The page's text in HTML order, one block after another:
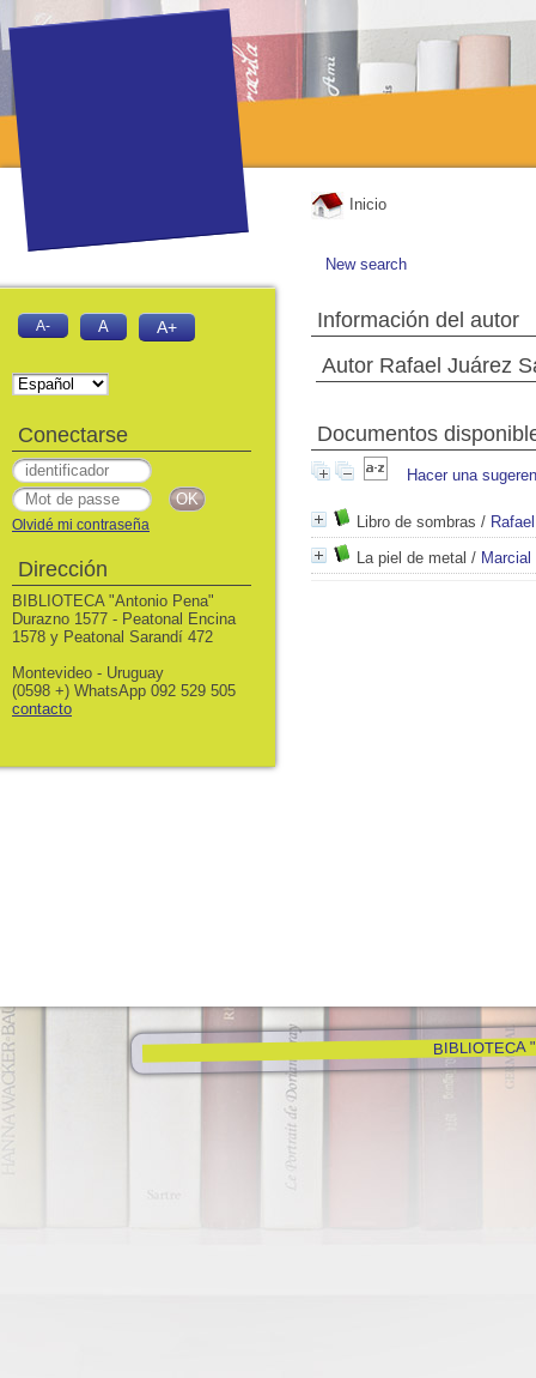
Inicio
New search
Información del autor
Autor Rafael Juárez
Documentos
Hacer una
Libro de sombras /
La piel de metal /
BIBLIOTECA
A- A A+
Conectarse
Olvidé mi contraseña
Dirección
BIBLIOTECA "Antonio Pena"
Durazno 1577 - Peatonal Encina
1578 y Peatonal Sarandí 472
Montevideo - Uruguay
(0598 +) WhatsApp 092 529 505
contacto